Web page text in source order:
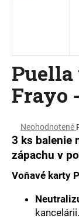
Frayo
Priemerné
hodnotenie
produktu
je
z
hviezdičiek.
Neohodnotené
3 ks balenie
zápachu v
Voňavé karty
kancelárii.
ť
?